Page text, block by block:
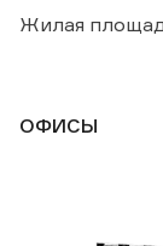
Жилая
ОФИСЫ